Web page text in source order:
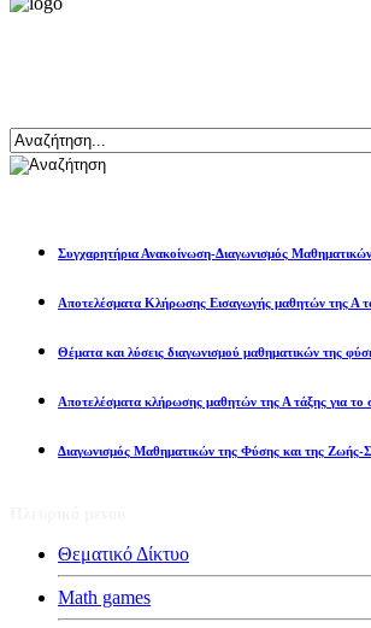
Συγχαρητήρια Ανακοίνωση-Διαγωνισμός
Αποτελέσματα Κλήρωσης Εισαγωγής μαθητών
Θέματα και λύσεις διαγωνισμού μαθηματικών της
Αποτελέσματα κλήρωσης μαθητών της Α τάξης για το
Διαγωνισμός Μαθηματικών της Φύσης και της
Θεματικό Δίκτυο
Math games